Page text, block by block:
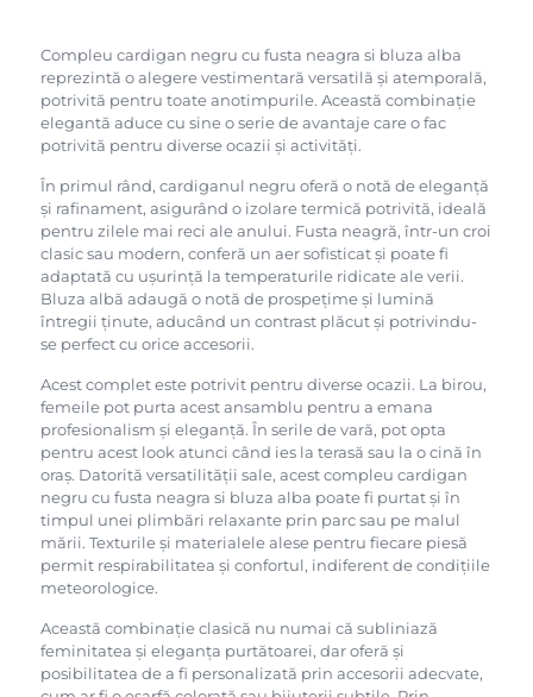
Compleu cardigan negru cu fusta neagra si bluza alba
reprezintă o alegere vestimentară versatilă și atemporală,
potrivită pentru toate anotimpurile. Această combinație
elegantă aduce cu sine o serie de avantaje care o fac
potrivită pentru diverse ocazii și activități.
În primul rând, cardiganul negru oferă o notă de eleganță
și rafinament, asigurând o izolare termică potrivită, ideală
pentru zilele mai reci ale anului. Fusta neagră, într-un croi
clasic sau modern, conferă un aer sofisticat și poate fi
adaptată cu ușurință la temperaturile ridicate ale verii.
Bluza albă adaugă o notă de prospețime și lumină
întregii ținute, aducând un contrast plăcut și potrivindu-
se perfect cu orice accesorii.
Acest complet este potrivit pentru diverse ocazii. La birou,
femeile pot purta acest ansamblu pentru a emana
profesionalism și eleganță. În serile de vară, pot opta
pentru acest look atunci când ies la terasă sau la o cină în
oraș. Datorită versatilității sale, acest compleu cardigan
negru cu fusta neagra si bluza alba poate fi purtat și în
timpul unei plimbări relaxante prin parc sau pe malul
mării. Texturile și materialele alese pentru fiecare piesă
permit respirabilitatea și confortul, indiferent de condițiile
meteorologice.
Această combinație clasică nu numai că subliniază
feminitatea și eleganța purtătoarei, dar oferă și
posibilitatea de a fi personalizată prin accesorii adecvate,